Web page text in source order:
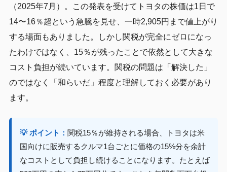
（2025年7月）。この発表を受けてトヨタの株価は1日で
14〜16％超という急騰を見せ、一時2,905円まで値上がり
する場面もありました。しかし関税が完全にゼロになっ
たわけではなく、15％が残ったことで依然として大きな
コスト負担が続いています。関税の問題は「解決した」
のではなく「和らいだ」程度と理解しておく必要があり
ます。
💡 ポイント： 関税15％が維持される場合、トヨタは米
国向けに販売するクルマ1台ごとに価格の15%分を余計
なコストとして負担し続けることになります。たとえば